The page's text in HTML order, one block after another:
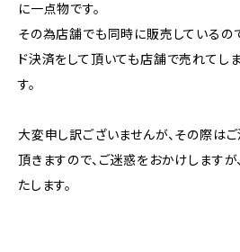
に一点物です。
その為店舗でも同時に販売しているの
ド決済をして頂いても店舗で売れてし
す。
大変申し訳ございませんが、その際は
頂きますので、ご迷惑をおかけしますが
たします。